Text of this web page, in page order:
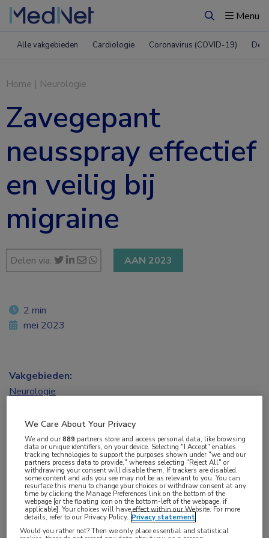
ZoekenMenu
Alle vakgebieden Cardiologie Coronavirus (COVID-19)
Home | Neurologie
Zavegepant
neusspray effectief
en veilig bij
migraine
Delen via: AAN 2023
In een placebogecontroleerde studie is
2 min
mei 2023
Vakgebieden:
Neurologie
Aandachtsgebieden:
Hoofdpijn
Tags:
CGRP,migraine,zavegepant
We Care About Your Privacy
We and our889 partners store and access personal data, like browsing
data or unique identifiers, on your device. Selecting "I Accept" enables
tracking technologies to support the purposes shown under "we and our
partners process data to provide," whereas selecting "Reject All" or
withdrawing your consent will disable them. If trackers are disabled,
some content and ads you see may not be as relevant to you. You can
resurface this menu to change your choices or withdraw consent at any
time by clicking the Manage Preferences link on the bottom of the
webpage [or the floating icon on the bottom-left of the webpage, if
applicable]. Your choices will have effect within our Website. For more
details, refer to our Privacy Policy. Privacy statement
Would you rather not? Then we only place essential and statistical